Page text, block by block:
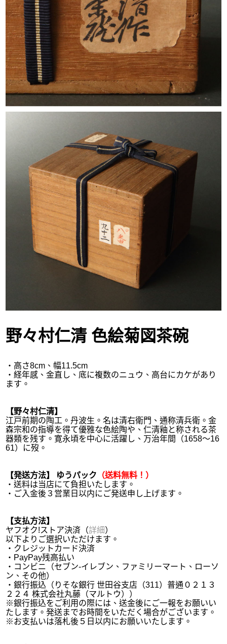
野々村仁清 色絵菊図茶碗
・高さ8cm、幅11.5cm
・経年感、金直し、底に複数のニュウ、高台にカケがあり
ます。
【野々村仁清】
江戸前期の陶工。丹波生。名は清右衛門、通称清兵衛。金
森宗和の指導を得て優雅な色絵陶や、仁清釉と称される茶
器類を残す。寛永頃を中心に活躍し、万治年間（1658～16
61）に歿。
【発送方法】 ゆうパック （送料無料！）
・送料は当店にて負担いたします。
・ご入金後３営業日以内にご発送申し上げます。
【支払方法】
ヤフオク!ストア決済（詳細）
以下よりご選択いただけます。
・クレジットカード決済
・PayPay残高払い
・コンビニ（セブン-イレブン、ファミリーマート、ローソ
ン、その他）
・銀行振込（りそな銀行 世田谷支店（311）普通０２１３
２２４ 株式会社丸藤（マルトウ））
※銀行振込をご利用の際には、送金後にご一報をお願いい
たします。発送までお時間をいただく場合がございます。
※お支払いは落札後５日以内にお願いいたします。